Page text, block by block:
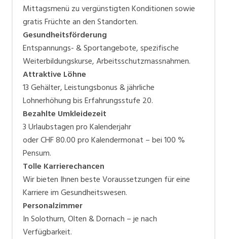
Mittagsmenü zu vergünstigten Konditionen sowie
gratis Früchte an den Standorten.
Gesundheitsförderung
Entspannungs- & Sportangebote, spezifische
Weiterbildungskurse, Arbeitsschutzmassnahmen.
Attraktive Löhne
13 Gehälter, Leistungsbonus & jährliche
Lohnerhöhung bis Erfahrungsstufe 20.
Bezahlte Umkleidezeit
3 Urlaubstagen pro Kalenderjahr
oder CHF 80.00 pro Kalendermonat – bei 100 %
Pensum.
Tolle Karrierechancen
Wir bieten Ihnen beste Voraussetzungen für eine
Karriere im Gesundheitswesen.
Personalzimmer
In Solothurn, Olten & Dornach – je nach
Verfügbarkeit.